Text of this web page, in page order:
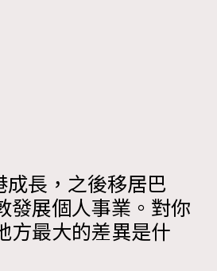
長，之後移居巴
發展個人事業。對你
方最大的差異是什